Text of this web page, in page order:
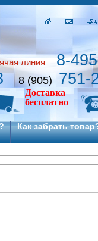
линия
8-
8 (905) 751-
Доставка
бесплатно
Как забрать